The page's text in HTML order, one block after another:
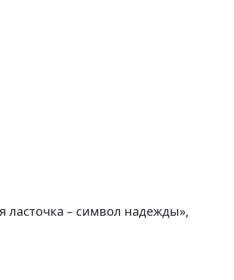
ласточка – символ надежды»,